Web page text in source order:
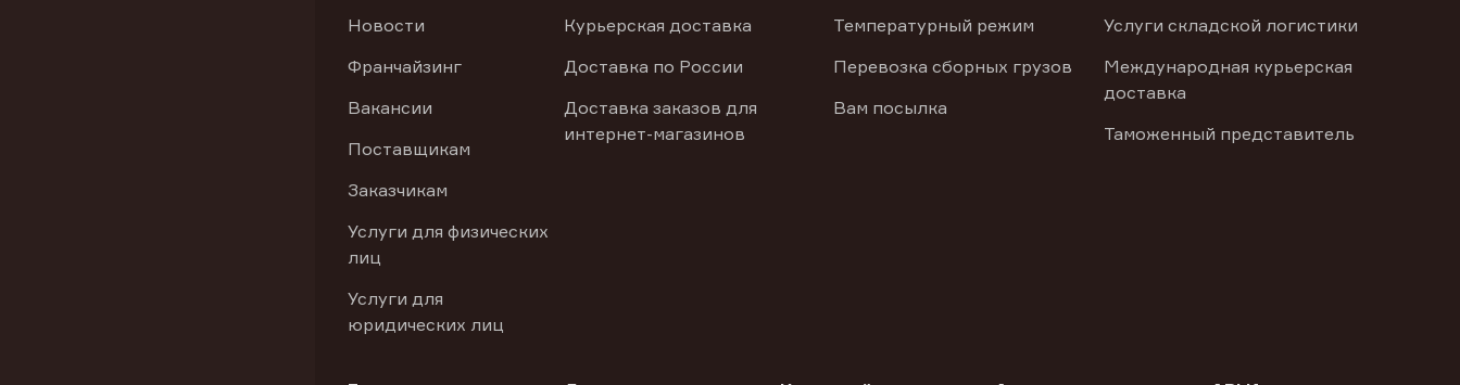
Новости
Франчайзинг
Вакансии
Поставщикам
Заказчикам
Услуги для физических
лиц
Услуги для
юридических лиц
Курьерская доставка
Доставка по России
Доставка заказов для
интернет-магазинов
Температурный режим
Перевозка сборных грузов
Вам посылка
Услуги складской логистики
Международная курьерская
доставка
Таможенный представитель